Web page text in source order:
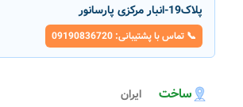
پلاک19-انبار مرکزی پارسانور
📞 تماس با پشتیبانی: 09190836720
ساخت ایران